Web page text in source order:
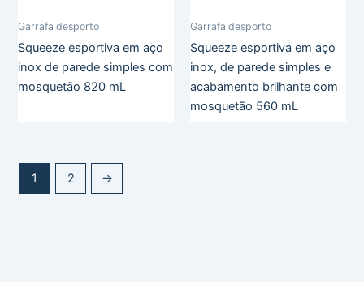
Garrafa desporto
Squeeze esportiva em aço
inox de parede simples com
mosquetão 820 mL
Garrafa desporto
Squeeze esportiva em aço
inox, de parede simples e
acabamento brilhante com
mosquetão 560 mL
1 2 →